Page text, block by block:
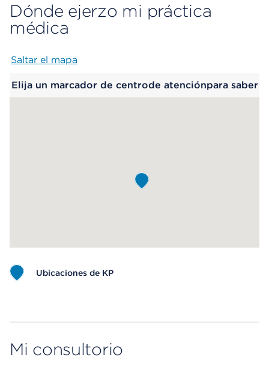
Dónde ejerzo mi práctica
médica
Saltar el mapa
Elija un marcador de centrode atenciónpara saber
Ubicaciones de KP
Mi consultorio